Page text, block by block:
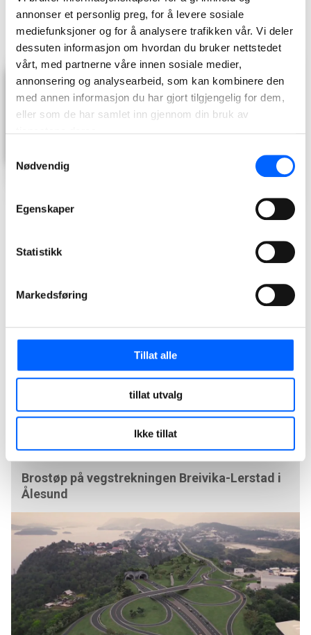
annonser et personlig preg, for å levere sosiale
mediefunksjoner og for å analysere trafikken vår. Vi deler
dessuten informasjon om hvordan du bruker nettstedet
vårt, med partnerne våre innen sosiale medier,
annonsering og analysearbeid, som kan kombinere den
med annen informasjon du har gjort tilgjengelig for dem,
eller som de har samlet inn gjennom din bruk av
Nødvendig
Egenskaper
Statistikk
Markedsføring
Tillat alle
tillat utvalg
Ikke tillat
gir bedre flyt, økt trafikksikkerhet og en mer forutsigbar
reisevei.
Brostøp på vegstrekningen Breivika-Lerstad i
Ålesund